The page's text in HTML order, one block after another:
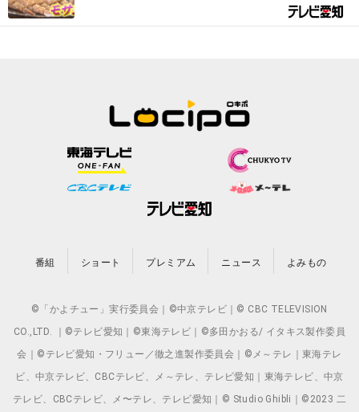
番組 ショート プレミアム ニュース よみもの
©「かよチュー」実行委員会｜©中京テレビ｜© CBC TELEVISION
CO.,LTD. ｜©テレビ愛知｜©東海テレビ｜©多田かおる/ イタキス製作委員
会｜©テレビ愛知・フリュー／徹之進製作委員会｜©メ～テレ｜東海テレ
ビ、中京テレビ、CBCテレビ、メ～テレ、テレビ愛知｜東海テレビ、中京
テレビ、CBCテレビ、メ〜テレ、テレビ愛知｜© Studio Ghibli｜©2023 二